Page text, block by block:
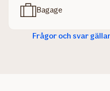
Bagage
Frågor och svar